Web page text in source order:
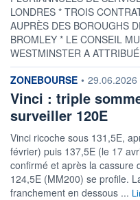
LONDRES * TROIS
AUPRÈS DES BOROUGHS
BROMLEY * LE CONSEIL
WESTMINSTER A
information fournie par
ZONEBOURSE • 29.06.2026
Vinci : triple
surveiller 120E
Vinci ricoche sous 131,5E,
février) puis 137,5E (le 17
confirmé et après la cassure
124,5E (MM200) se profile.
franchement en dessous ...